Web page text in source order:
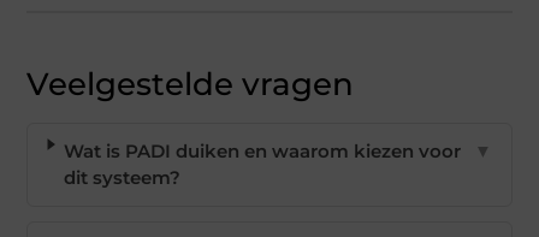
Veelgestelde vragen
Wat is PADI duiken en waarom kiezen voor
dit systeem?
▼